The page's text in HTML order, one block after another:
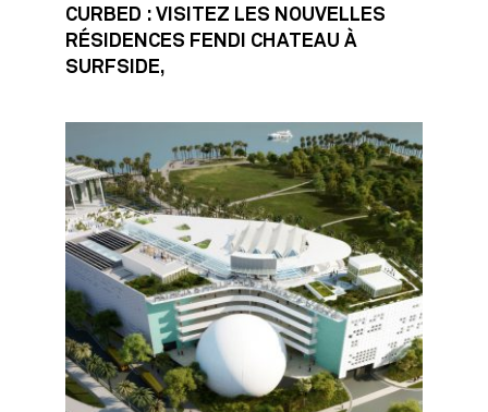
CURBED : VISITEZ LES NOUVELLES
RÉSIDENCES FENDI CHATEAU À
SURFSIDE,